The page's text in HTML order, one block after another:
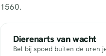
1560.
Dierenarts van wacht
Bel bij spoed buiten de uren